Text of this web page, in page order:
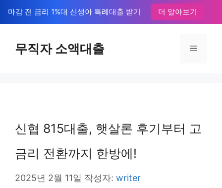
텐
마감 전 금리 1%대 신생아 특례대출 받기 더 알아보기
무직자 소액대출 메
신협 815대출, 햇살론 후기부터 고
금리 전환까지 한방에!
2025년 2월 11일 작성자: writer